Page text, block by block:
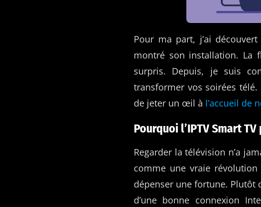
Pour ma part, j’ai découvert
montré son installation. La
surpris. Depuis, je suis
transformer vos soirées
de jeter un œil à l’accueil de
Pourquoi l’IPTV Smart
Regarder la télévision n’a
comme une vraie
dépenser une fortune. Plutôt
d’une bonne connexion